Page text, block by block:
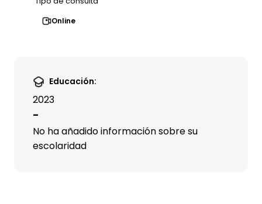
Online
Educación:
2023
-
No ha añadido información sobre su
escolaridad